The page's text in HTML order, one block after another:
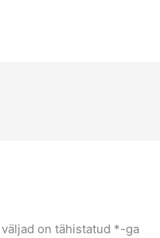
on tähistatud *-ga